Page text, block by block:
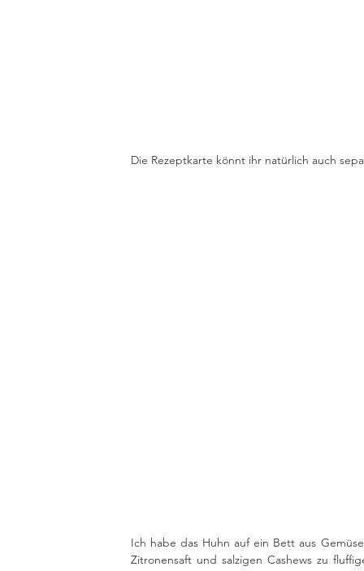
Die Rezeptkarte könnt ihr natürlich auch
Ich habe das Huhn auf ein Bett aus
Zitronensaft und salzigen Cashews zu